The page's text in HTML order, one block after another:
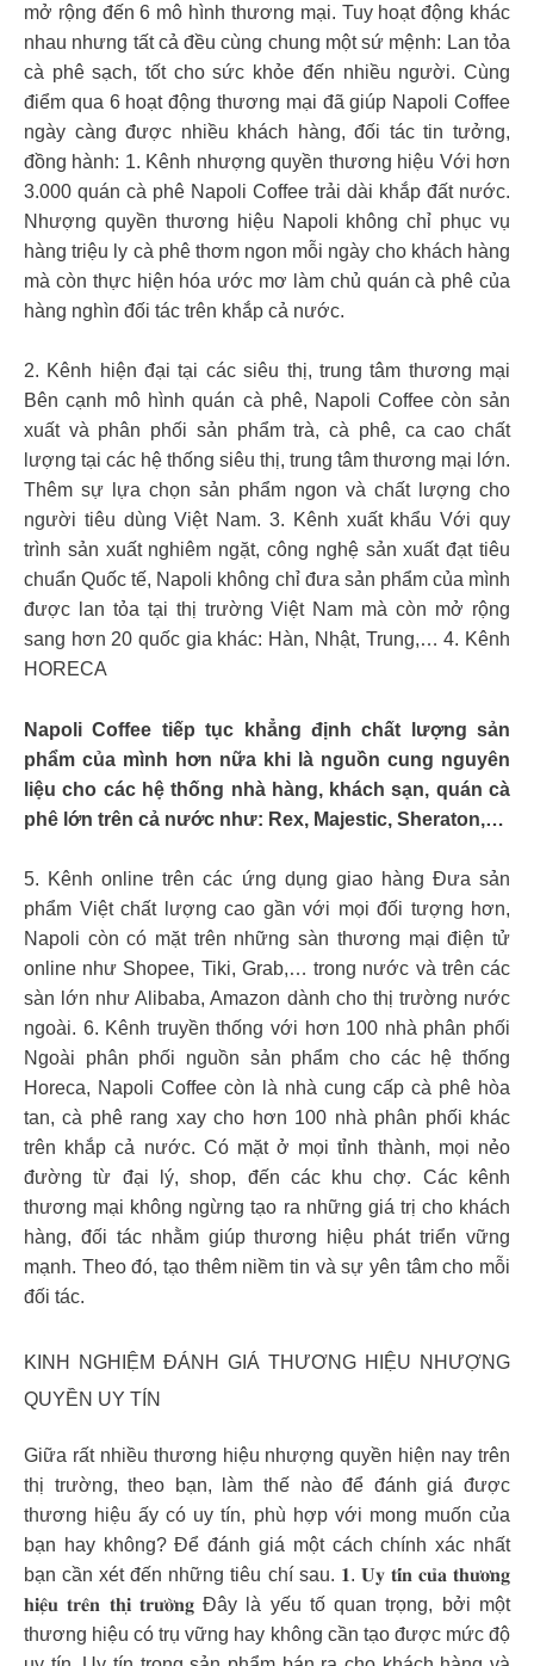
mở rộng đến 6 mô hình thương mại. Tuy hoạt động khác
nhau nhưng tất cả đều cùng chung một sứ mệnh: Lan tỏa
cà phê sạch, tốt cho sức khỏe đến nhiều người. Cùng
điểm qua 6 hoạt động thương mại đã giúp Napoli Coffee
ngày càng được nhiều khách hàng, đối tác tin tưởng,
đồng hành: 1. Kênh nhượng quyền thương hiệu Với hơn
3.000 quán cà phê Napoli Coffee trải dài khắp đất nước.
Nhượng quyền thương hiệu Napoli không chỉ phục vụ
hàng triệu ly cà phê thơm ngon mỗi ngày cho khách hàng
mà còn thực hiện hóa ước mơ làm chủ quán cà phê của
hàng nghìn đối tác trên khắp cả nước.
2. Kênh hiện đại tại các siêu thị, trung tâm thương mại
Bên cạnh mô hình quán cà phê, Napoli Coffee còn sản
xuất và phân phối sản phẩm trà, cà phê, ca cao chất
lượng tại các hệ thống siêu thị, trung tâm thương mại lớn.
Thêm sự lựa chọn sản phẩm ngon và chất lượng cho
người tiêu dùng Việt Nam. 3. Kênh xuất khẩu Với quy
trình sản xuất nghiêm ngặt, công nghệ sản xuất đạt tiêu
chuẩn Quốc tế, Napoli không chỉ đưa sản phẩm của mình
được lan tỏa tại thị trường Việt Nam mà còn mở rộng
sang hơn 20 quốc gia khác: Hàn, Nhật, Trung,… 4. Kênh
HORECA
Napoli Coffee tiếp tục khẳng định chất lượng sản
phẩm của mình hơn nữa khi là nguồn cung nguyên
liệu cho các hệ thống nhà hàng, khách sạn, quán cà
phê lớn trên cả nước như: Rex, Majestic, Sheraton,…
5. Kênh online trên các ứng dụng giao hàng Đưa sản
phẩm Việt chất lượng cao gần với mọi đối tượng hơn,
Napoli còn có mặt trên những sàn thương mại điện tử
online như Shopee, Tiki, Grab,… trong nước và trên các
sàn lớn như Alibaba, Amazon dành cho thị trường nước
ngoài. 6. Kênh truyền thống với hơn 100 nhà phân phối
Ngoài phân phối nguồn sản phẩm cho các hệ thống
Horeca, Napoli Coffee còn là nhà cung cấp cà phê hòa
tan, cà phê rang xay cho hơn 100 nhà phân phối khác
trên khắp cả nước. Có mặt ở mọi tỉnh thành, mọi nẻo
đường từ đại lý, shop, đến các khu chợ. Các kênh
thương mại không ngừng tạo ra những giá trị cho khách
hàng, đối tác nhằm giúp thương hiệu phát triển vững
mạnh. Theo đó, tạo thêm niềm tin và sự yên tâm cho mỗi
đối tác.
KINH NGHIỆM ĐÁNH GIÁ THƯƠNG HIỆU NHƯỢNG
QUYỀN UY TÍN
Giữa rất nhiều thương hiệu nhượng quyền hiện nay trên
thị trường, theo bạn, làm thế nào để đánh giá được
thương hiệu ấy có uy tín, phù hợp với mong muốn của
bạn hay không? Để đánh giá một cách chính xác nhất
bạn cần xét đến những tiêu chí sau. 𝟏. 𝐔𝐲 𝐭𝐢́𝐧 𝐜𝐮̉𝐚 𝐭𝐡𝐮̛𝐨̛𝐧𝐠
𝐡𝐢𝐞̣̂𝐮 𝐭𝐫𝐞̂𝐧 𝐭𝐡𝐢̣ 𝐭𝐫𝐮̛𝐨̛̀𝐧𝐠 Đây là yếu tố quan trọng, bởi một
thương hiệu có trụ vững hay không cần tạo được mức độ